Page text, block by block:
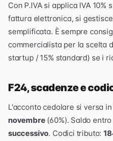
Con P.IVA si applica IVA
fattura elettronica, si
semplificata. È sempre
commercialista per la scelta
startup / 15% standard) se i
F24, scadenze e
L'acconto cedolare si versa
novembre(60%). Saldo
successivo. Codici tributo: